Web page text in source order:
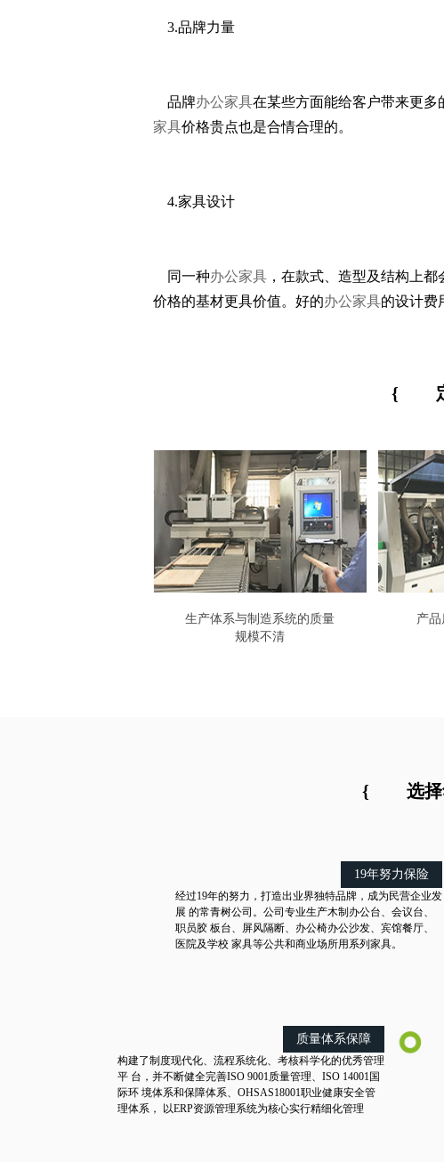
3.品牌力量
品牌办公家具在某些方面能给客户带来更
家具价格贵点也是合情合理的。
4.家具设计
同一种办公家具 ，在款式、造型及结构上
价格的基材更具价值。好的办公家具的设计费
{
生产体系与制造系统的质量
规模不清
产
{ 选
19年努力保险
经过19年的努力，打造出业界独特品牌，成为民营企业发
展 的常青树公司。公司专业生产木制办公台、会议台、
职员胶 板台、屏风隔断、办公椅办公沙发、宾馆餐厅、
医院及学校 家具等公共和商业场所用系列家具。
质量体系保障
构建了制度现代化、流程系统化、考核科学化的优秀管理
平 台，并不断健全完善ISO 9001质量管理、ISO 14001国
际环 境体系和保障体系、OHSAS18001职业健康安全管
理体系， 以ERP资源管理系统为核心实行精细化管理